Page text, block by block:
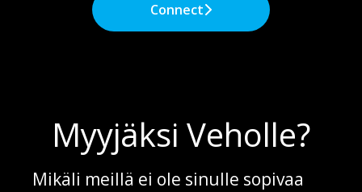
Connect
Myyjäksi Veholle?
Mikäli meillä ei ole sinulle sopivaa